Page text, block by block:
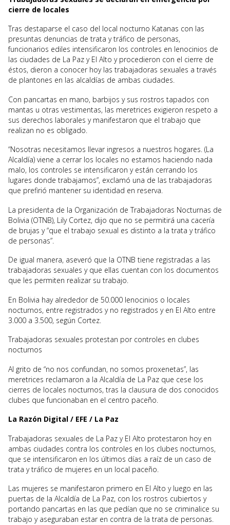
cierre de locales
Tras destaparse el caso del local nocturno Katanas con las
presuntas denuncias de trata y tráfico de personas,
funcionarios ediles intensificaron los controles en lenocinios de
las ciudades de La Paz y El Alto y procedieron con el cierre de
éstos, dieron a conocer hoy las trabajadoras sexuales a través
de plantones en las alcaldías de ambas ciudades.
Con pancartas en mano, barbijos y sus rostros tapados con
mantas u otras vestimentas, las meretrices exigieron respeto a
sus derechos laborales y manifestaron que el trabajo que
realizan no es obligado.
“Nosotras necesitamos llevar ingresos a nuestros hogares. (La
Alcaldía) viene a cerrar los locales no estamos haciendo nada
malo, los controles se intensificaron y están cerrando los
lugares donde trabajamos”, exclamó una de las trabajadoras
que prefirió mantener su identidad en reserva.
La presidenta de la Organización de Trabajadoras Nocturnas de
Bolivia (OTNB), Lily Cortez, dijo que no se permitirá una cacería
de brujas y “que el trabajo sexual es distinto a la trata y tráfico
de personas”.
De igual manera, aseveró que la OTNB tiene registradas a las
trabajadoras sexuales y que ellas cuentan con los documentos
que les permiten realizar su trabajo.
En Bolivia hay alrededor de 50.000 lenocinios o locales
nocturnos, entre registrados y no registrados y en El Alto entre
3.000 a 3.500, según Cortez.
Trabajadoras sexuales protestan por controles en clubes
nocturnos
Al grito de “no nos confundan, no somos proxenetas”, las
meretrices reclamaron a la Alcaldía de La Paz que cese los
cierres de locales nocturnos, tras la clausura de dos conocidos
clubes que funcionaban en el centro paceño.
La Razón Digital / EFE / La Paz
Trabajadoras sexuales de La Paz y El Alto protestaron hoy en
ambas ciudades contra los controles en los clubes nocturnos,
que se intensificaron en los últimos días a raíz de un caso de
trata y tráfico de mujeres en un local paceño.
Las mujeres se manifestaron primero en El Alto y luego en las
puertas de la Alcaldía de La Paz, con los rostros cubiertos y
portando pancartas en las que pedían que no se criminalice su
trabajo y aseguraban estar en contra de la trata de personas.